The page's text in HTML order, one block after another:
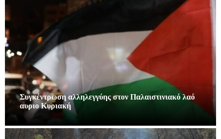
Συγκέντρωση αλληλεγγύης στον Παλαιστινιακό λαό
αυριο Κυριακή